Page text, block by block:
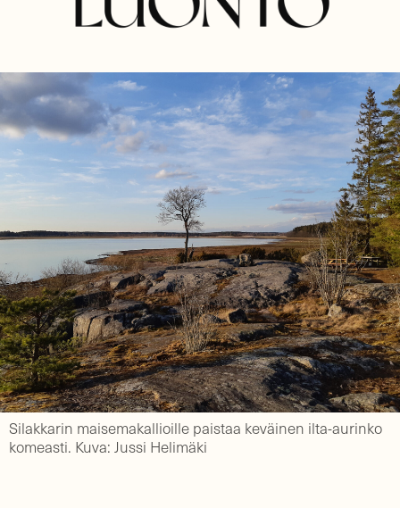
Silakkarin maisemakallioille paistaa keväinen ilta-aurinko
komeasti. Kuva: Jussi Helimäki